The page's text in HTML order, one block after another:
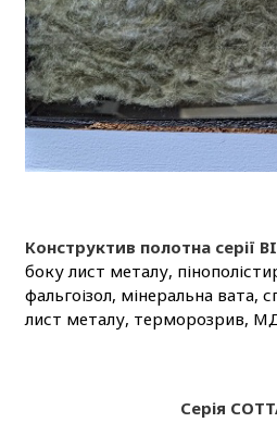
Конструктив полотна серії
боку лист металу,
фальгоізол, мінеральна вата,
лист металу, терморозрив,
Серія